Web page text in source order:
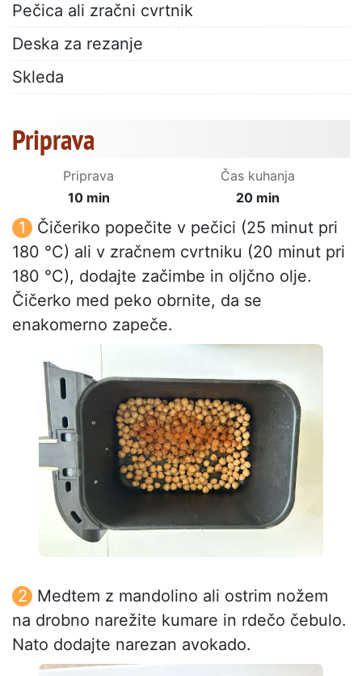
Pečica ali zračni cvrtnik
Deska za rezanje
Skleda
Priprava
Priprava
10 min
Čas kuhanja
20 min
Čičeriko popečite v pečici (25 minut pri
180 °C) ali v zračnem cvrtniku (20 minut pri
180 °C), dodajte začimbe in oljčno olje.
Čičerko med peko obrnite, da se
enakomerno zapeče.
Medtem z mandolino ali ostrim nožem
na drobno narežite kumare in rdečo čebulo.
Nato dodajte narezan avokado.